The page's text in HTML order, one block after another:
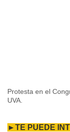
Protesta en el
UVA.
►TE PUEDE